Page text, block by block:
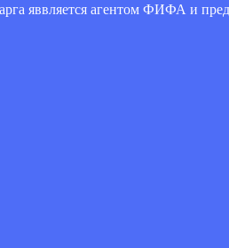
яввляется агентом ФИФА и